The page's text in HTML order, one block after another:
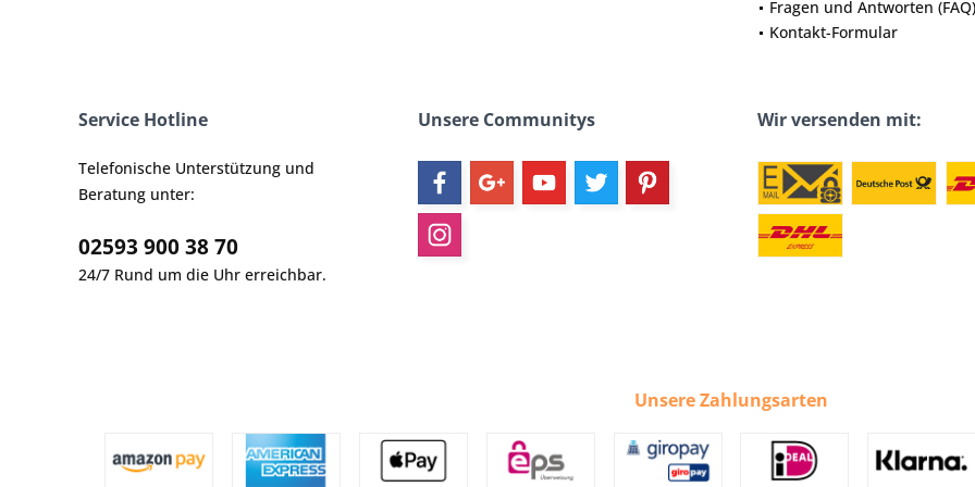
Fragen und Antworten (FAQ)
Kontakt-Formular
Service Hotline
Telefonische Unterstützung und
Beratung unter:
02593 900 38 70
24/7 Rund um die Uhr erreichbar.
Unsere Communitys Wir versenden mit:
Unsere Zahlungsarten